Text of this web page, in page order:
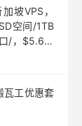
坡VPS，
空间/1TB
/，$5.63/
瓦工优惠套